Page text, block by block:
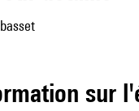
sur